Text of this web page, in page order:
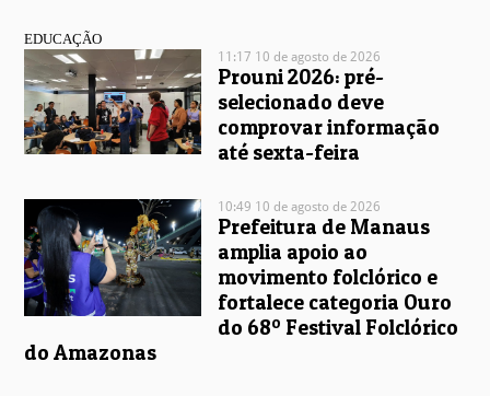
EDUCAÇÃO
11:17 10 de agosto de 2026
Prouni 2026: pré-
selecionado deve
comprovar informação
até sexta-feira
10:49 10 de agosto de 2026
Prefeitura de Manaus
amplia apoio ao
movimento folclórico e
fortalece categoria Ouro
do 68º Festival Folclórico
do Amazonas